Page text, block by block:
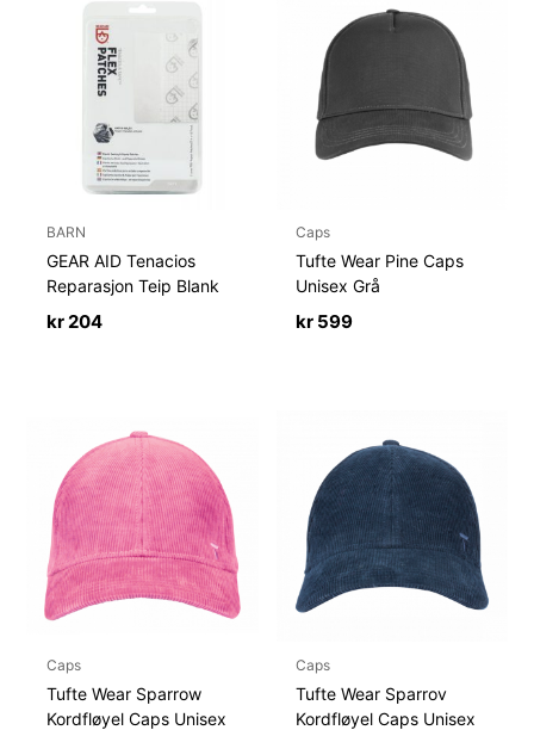
BARN
GEAR AID Tenacios
Reparasjon Teip Blank
kr204
Caps
Tufte Wear Pine Caps
Unisex Grå
kr 599
Caps
Tufte Wear Sparrow
Kordfløyel Caps Unisex
Caps
Tufte Wear Sparrov
Kordfløyel Caps Unisex